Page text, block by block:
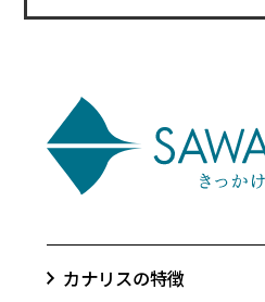
カナリスの特徴